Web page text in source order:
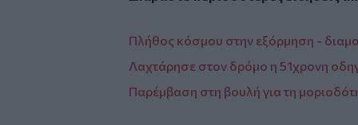
Πλήθος κόσμου στην εξόρμηση -
Λαχτάρησε στον δρόμο η 51χρονη
Παρέμβαση στη βουλή για τη